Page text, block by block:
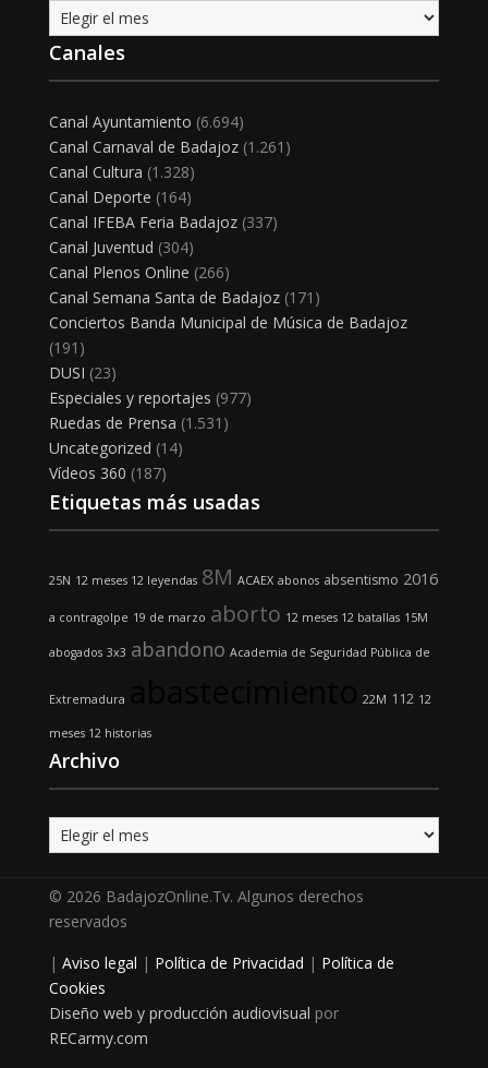
Archivo
Canales
Canal Ayuntamiento (6.694)
Canal Carnaval de Badajoz(1.261)
Canal Cultura (1.328)
Canal Deporte (164)
Canal IFEBA Feria Badajoz(337)
Canal Juventud (304)
Canal Plenos Online (266)
Canal Semana Santa de Badajoz(171)
Conciertos Banda Municipal de Música de Badajoz
(191)
DUSI (23)
Especiales y reportajes (977)
Ruedas de Prensa (1.531)
Uncategorized (14)
Vídeos 360 (187)
Etiquetas más usadas
25N 12 meses 12 leyendas 8M ACAEX abonos absentismo 2016
a contragolpe 19 de marzo aborto 12 meses 12 batallas 15M
abogados 3x3 abandono Academia de Seguridad Pública de
Extremadura 22M 112 12
meses 12 historias
Archivo
Archivo
© 2026 BadajozOnline.Tv. Algunos derechos
reservados
| Aviso legal | Política de Privacidad | Política de
Cookies
Diseño web y producción audiovisual por
RECarmy.com